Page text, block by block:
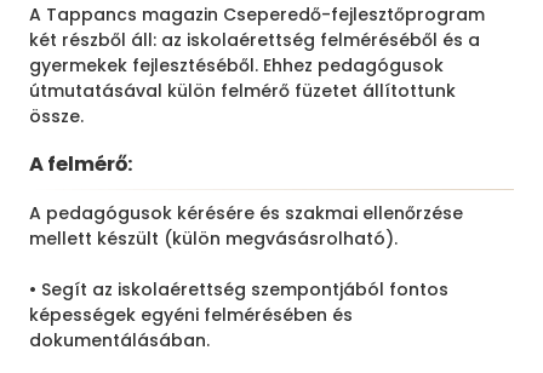
A Tappancs magazin Cseperedő-fejlesztőprogram
két részből áll: az iskolaérettség felméréséből és a
gyermekek fejlesztéséből. Ehhez pedagógusok
útmutatásával külön felmérő füzetet állítottunk
össze.
A felmérő:
A pedagógusok kérésére és szakmai ellenőrzése
mellett készült (külön megvásásrolható).
• Segít az iskolaérettség szempontjából fontos
képességek egyéni felmérésében és
dokumentálásában.